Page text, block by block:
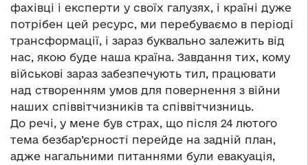
фахівці і експерти у своїх галузях, і країні дуже
потрібен цей ресурс, ми перебуваємо в періоді
трансформації, і зараз буквально залежить від
нас, якою буде наша країна. Завдання тих, кому
військові зараз забезпечують тил, працювати
над створенням умов для повернення з війни
наших співвітчизників та співвітчизниць.
До речі, у мене був страх, що після 24 лютого
тема безбар’єрності перейде на задній план,
адже нагальними питаннями були евакуація,